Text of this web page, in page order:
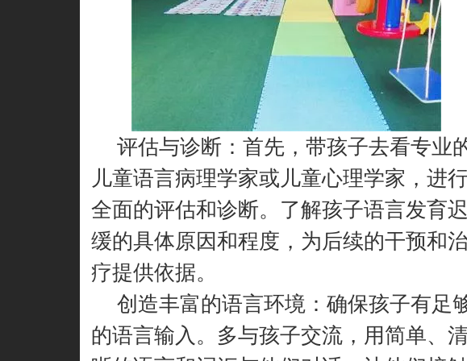
评估与诊断：首先，带孩子去看专业
儿童语言病理学家或儿童心理学家，进
全面的评估和诊断。了解孩子语言发育迟
缓的具体原因和程度，为后续的干预和
疗提供依据。
创造丰富的语言环境：确保孩子有足
的语言输入。多与孩子交流，用简单、清